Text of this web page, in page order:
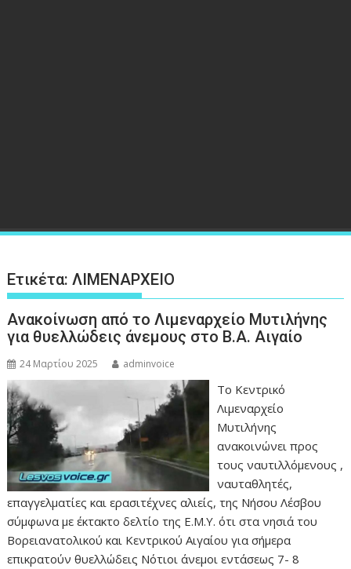
Ετικέτα:ΛΙΜΕΝΑΡΧΕΙΟ
Ανακοίνωση από το Λιμεναρχείο Μυτιλήνης
για θυελλώδεις άνεμους στο Β.Α. Αιγαίο
24 Μαρτίου 2025 adminvoice
Το Κεντρικό
Λιμεναρχείο
Μυτιλήνης
ανακοινώνει προς
τους ναυτιλλόμενους ,
ναυταθλητές,
επαγγελματίες και ερασιτέχνες αλιείς, της Νήσου Λέσβου
σύμφωνα με έκτακτο δελτίο της Ε.Μ.Υ. ότι στα νησιά του
Βορειανατολικού και Κεντρικού Αιγαίου για σήμερα
επικρατούν θυελλώδεις Νότιοι άνεμοι εντάσεως 7- 8